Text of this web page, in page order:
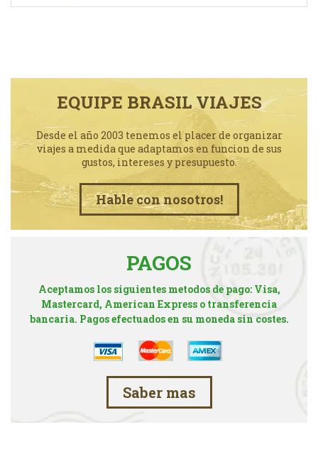
EQUIPE BRASIL VIAJES
Desde el año 2003 tenemos el placer de organizar
viajes a medida que adaptamos en funcion de sus
gustos, intereses y presupuesto.
Hable con nosotros!
PAGOS
Aceptamos los siguientes metodos de pago: Visa,
Mastercard, American Express o transferencia
bancaria. Pagos efectuados en su moneda sin costes.
Saber mas